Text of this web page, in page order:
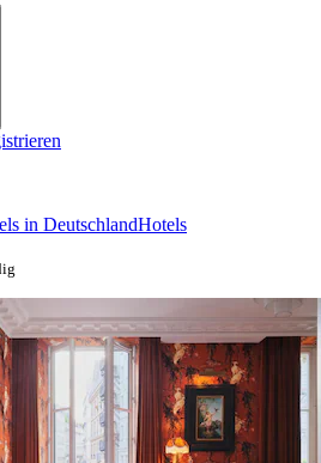
in DeutschlandHotels